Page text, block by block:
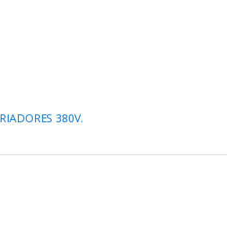
380V.